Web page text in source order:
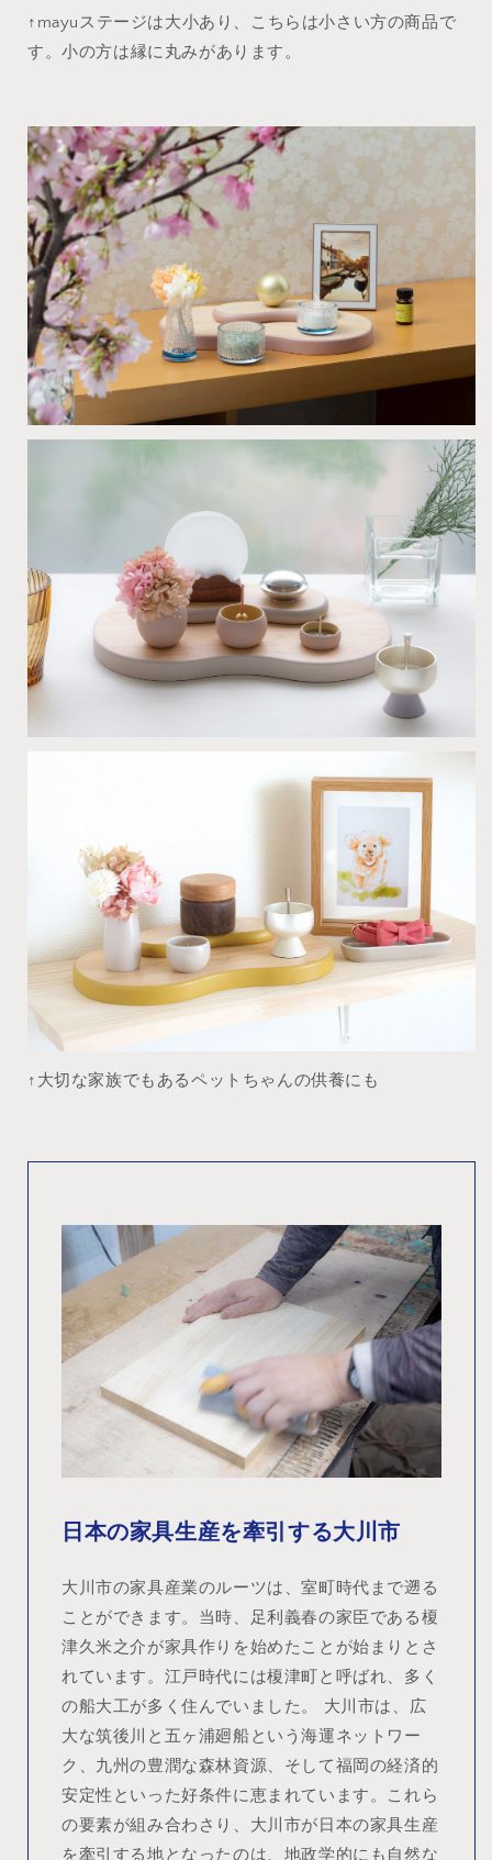
↑mayuステージは大小あり、こちらは小さい方の商品で
す。小の方は縁に丸みがあります。
↑大切な家族でもあるペットちゃんの供養にも
日本の家具生産を牽引する大川市
大川市の家具産業のルーツは、室町時代まで遡る
ことができます。当時、足利義春の家臣である榎
津久米之介が家具作りを始めたことが始まりとさ
れています。江戸時代には榎津町と呼ばれ、多く
の船大工が多く住んでいました。 大川市は、広
大な筑後川と五ヶ浦廻船という海運ネットワー
ク、九州の豊潤な森林資源、そして福岡の経済的
安定性といった好条件に恵まれています。これら
の要素が組み合わさり、大川市が日本の家具生産
を牽引する地となったのは、地政学的にも自然な